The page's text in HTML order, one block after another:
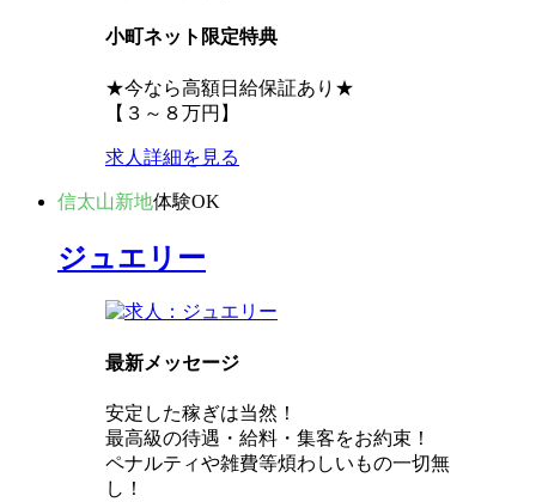
小町ネット限定特典
★今なら高額日給保証あり★
【３～８万円】
求人詳細を見る
信太山新地体験OK
ジュエリー
最新メッセージ
安定した稼ぎは当然！
最高級の待遇・給料・集客をお約束！
ペナルティや雑費等煩わしいもの一切無
し！